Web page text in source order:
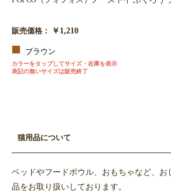
販売価格： ￥1,210
ブラウン
カラーをタップしてサイズ・在庫を表示
表記の無いサイズは販売終了
猫用品について
ベッドやフードボウル、おもちゃなど、お
品をお取り扱いしております。